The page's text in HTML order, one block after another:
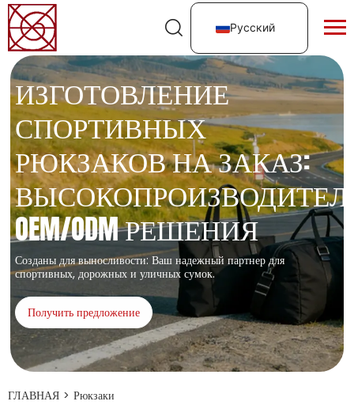
Русский
ИЗГОТОВЛЕНИЕ
СПОРТИВНЫХ
РЮКЗАКОВ НА ЗАКАЗ:
OEM/ODM РЕШЕНИЯ
Созданы для выносливости: Ваш надежный партнер для
спортивных, дорожных и уличных сумок.
Получить предложение
ГЛАВНАЯ > Рюкзаки